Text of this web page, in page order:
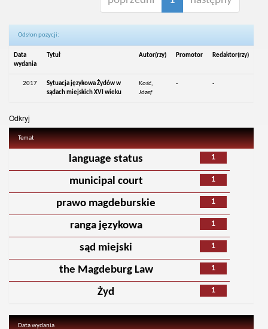
Odsłon pozycji:
Data
wydania
Tytuł Autor(rzy) Promotor Redaktor(rzy)
2017
Sytuacja językowa Żydów w
sądach miejskich XVI wieku
Kość,
Józef
- -
Odkryj
Temat
1
language status
1
municipal court
1
prawo magdeburskie
1
ranga językowa
1
sąd miejski
1
the Magdeburg Law
1
Żyd
Data wydania